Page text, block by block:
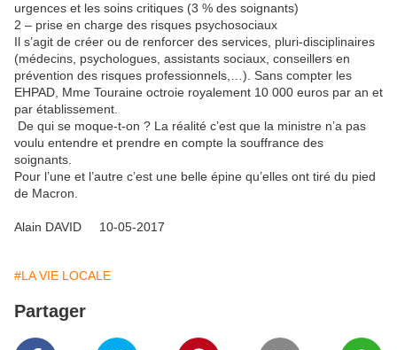
urgences et les soins critiques (3 % des soignants)
2 – prise en charge des risques psychosociaux
Il s’agit de créer ou de renforcer des services, pluri-disciplinaires
(médecins, psychologues, assistants sociaux, conseillers en
prévention des risques professionnels,…). Sans compter les
EHPAD, Mme Touraine octroie royalement 10 000 euros par an et
par établissement.
De qui se moque-t-on ? La réalité c’est que la ministre n’a pas
voulu entendre et prendre en compte la souffrance des
soignants.
Pour l’une et l’autre c’est une belle épine qu’elles ont tiré du pied
de Macron.
Alain DAVID 10-05-2017
#LA VIE LOCALE
Partager